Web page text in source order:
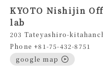
KYOTO Nishijin
lab
203 Tateyashiro-
Phone +81-75-432-8751
google map